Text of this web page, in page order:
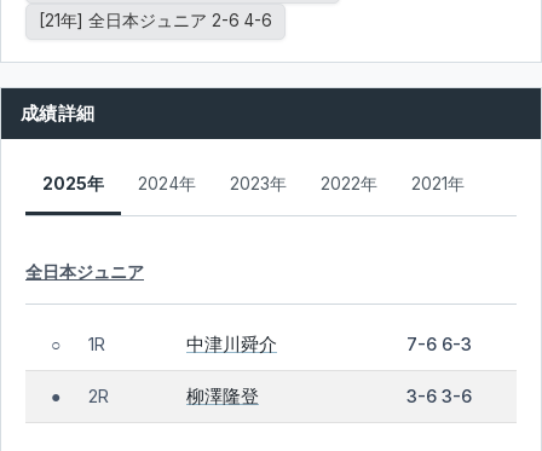
[21年] 全日本ジュニア 2-6 4-6
成績詳細
2025年 2024年 2023年 2022年 2021年
全日本ジュニア
○ 1R 中津川舜介 7-6 6-3
● 2R 柳澤隆登 3-6 3-6